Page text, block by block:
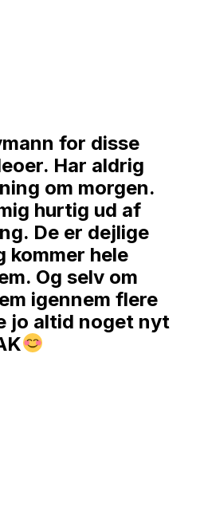
for disse
Har aldrig
om morgen.
hurtig ud af
De er dejlige
kommer hele
Og selv om
igennem flere
jo altid noget nyt